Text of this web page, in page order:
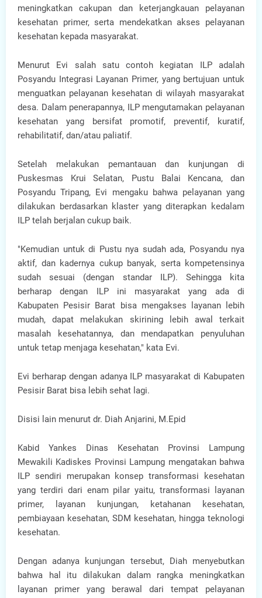
meningkatkan cakupan dan keterjangkauan pelayanan
kesehatan primer, serta mendekatkan akses pelayanan
kesehatan kepada masyarakat.
Menurut Evi salah satu contoh kegiatan ILP adalah
Posyandu Integrasi Layanan Primer, yang bertujuan untuk
menguatkan pelayanan kesehatan di wilayah masyarakat
desa. Dalam penerapannya, ILP mengutamakan pelayanan
kesehatan yang bersifat promotif, preventif, kuratif,
rehabilitatif, dan/atau paliatif.
Setelah melakukan pemantauan dan kunjungan di
Puskesmas Krui Selatan, Pustu Balai Kencana, dan
Posyandu Tripang, Evi mengaku bahwa pelayanan yang
dilakukan berdasarkan klaster yang diterapkan kedalam
ILP telah berjalan cukup baik.
"Kemudian untuk di Pustu nya sudah ada, Posyandu nya
aktif, dan kadernya cukup banyak, serta kompetensinya
sudah sesuai (dengan standar ILP). Sehingga kita
berharap dengan ILP ini masyarakat yang ada di
Kabupaten Pesisir Barat bisa mengakses layanan lebih
mudah, dapat melakukan skirining lebih awal terkait
masalah kesehatannya, dan mendapatkan penyuluhan
untuk tetap menjaga kesehatan," kata Evi.
Evi berharap dengan adanya ILP masyarakat di Kabupaten
Pesisir Barat bisa lebih sehat lagi.
Disisi lain menurut dr. Diah Anjarini, M.Epid
Kabid Yankes Dinas Kesehatan Provinsi Lampung
Mewakili Kadiskes Provinsi Lampung mengatakan bahwa
ILP sendiri merupakan konsep transformasi kesehatan
yang terdiri dari enam pilar yaitu, transformasi layanan
primer, layanan kunjungan, ketahanan kesehatan,
pembiayaan kesehatan, SDM kesehatan, hingga teknologi
kesehatan.
Dengan adanya kunjungan tersebut, Diah menyebutkan
bahwa hal itu dilakukan dalam rangka meningkatkan
layanan primer yang berawal dari tempat pelayanan